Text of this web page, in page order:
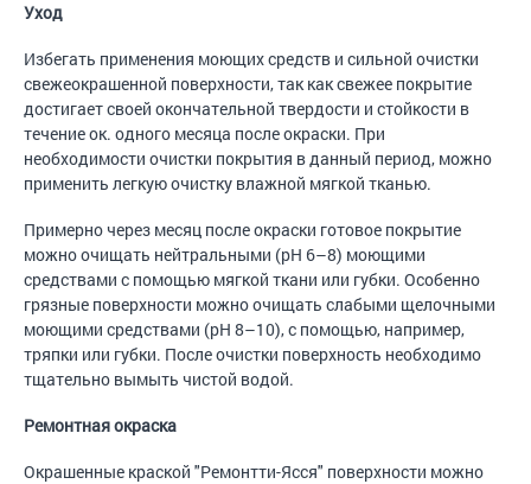
Уход
Избегать применения моющих средств и сильной очистки
свежеокрашенной поверхности, так как свежее покрытие
достигает своей окончательной твердости и стойкости в
течение ок. одного месяца после окраски. При
необходимости очистки покрытия в данный период, можно
применить легкую очистку влажной мягкой тканью.
Примерно через месяц после окраски готовое покрытие
можно очищать нейтральными (pH 6–8) моющими
средствами с помощью мягкой ткани или губки. Особенно
грязные поверхности можно очищать слабыми щелочными
моющими средствами (pH 8–10), с помощью, например,
тряпки или губки. После очистки поверхность необходимо
тщательно вымыть чистой водой.
Ремонтная окраска
Окрашенные краской "Ремонтти-Ясся" поверхности можно